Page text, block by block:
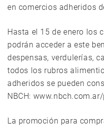
en comercios adheridos
Hasta el 15 de enero los
podrán acceder a este
despensas, verdulerías,
todos los rubros
adheridos se pueden
NBCH:
La promoción para